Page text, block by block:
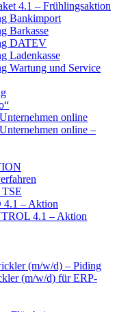
4.1 – Frühlingsaktion
Bankimport
Barkasse
DATEV
Ladenkasse
Wartung und Service
online
online –
4.1 – Aktion
4.1 – Aktion
(m/w/d) – Piding
(m/w/d) für ERP-